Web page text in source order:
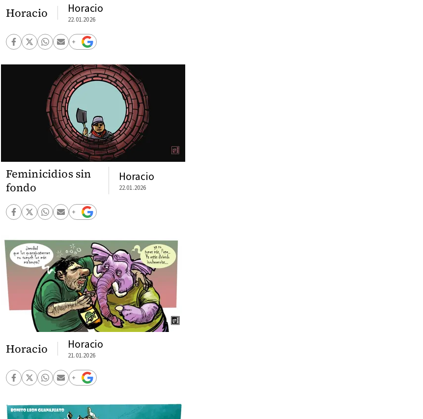
Horacio Horacio
22.01.2026
Feminicidios sin
fondo
Horacio
22.01.2026
Horacio Horacio
21.01.2026